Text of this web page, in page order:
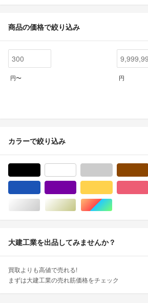
商品の価格で絞り込み
円〜 円
カラーで絞り込み
シルバー/銀色系ゴールド/金色系マルチカラー
大建工業を出品してみませんか？
買取よりも高値で売れる!
まずは大建工業の売れ筋価格をチェック